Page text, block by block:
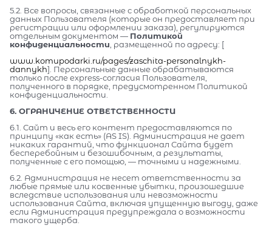
5.2. Все вопросы, связанные с обработкой персональных
данных Пользователя (которые он предоставляет при
регистрации или оформлении заказа), регулируются
отдельным документом — Политикой
конфиденциальности , размещенной по адресу: [
www.komupodarki.ru/pages/zaschita-personalnykh-
dannykh]. Персональные данные обрабатываются
только после express-согласия Пользователя,
полученного в порядке, предусмотренном Политикой
конфиденциальности.
6. ОГРАНИЧЕНИЕ ОТВЕТСТВЕННОСТИ
6.1. Сайт и весь его контент предоставляются по
принципу «как есть» (AS IS). Администрация не дает
никаких гарантий, что функционал Сайта будет
бесперебойным и безошибочным, а результаты,
полученные с его помощью, — точными и надежными.
6.2. Администрация не несет ответственности за
любые прямые или косвенные убытки, произошедшие
вследствие использования или невозможности
использования Сайта, включая упущенную выгоду, даже
если Администрация предупреждала о возможности
такого ущерба.